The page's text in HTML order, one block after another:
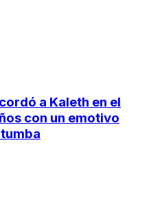
a Kaleth en el
con un emotivo